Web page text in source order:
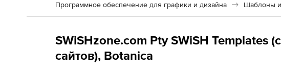
Программное обеспечение для графики и дизайна Шаблоны
SWiSHzone.com Pty SWiSH Templates
сайтов), Botanica